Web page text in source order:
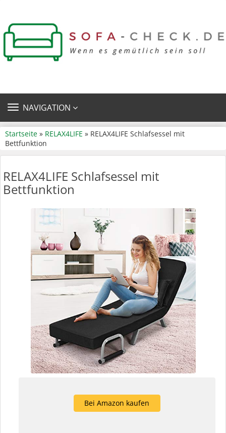
TOGGLE
NAVIGATION
Startseite » RELAX4LIFE » RELAX4LIFE Schlafsessel mit
Bettfunktion
RELAX4LIFE Schlafsessel mit
Bettfunktion
Bei Amazon kaufen